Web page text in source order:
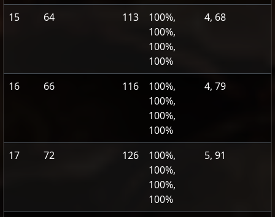
15 64 113
100%,
100%,
100%,
100%
4, 68
16 66 116
100%,
100%,
100%,
100%
4, 79
17 72 126
100%,
100%,
100%,
100%
5, 91